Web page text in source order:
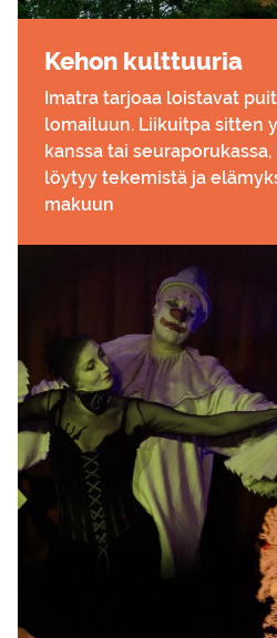
Kehon kult­tuu­ria
Imatra tarjoaa loistavat
lomailuun. Liikuitpa sitten
kanssa tai
löytyy tekemistä ja
makuun